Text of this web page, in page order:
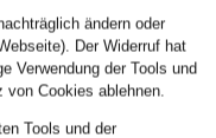
ändern oder
Der Widerruf hat
Verwendung der Tools und
Cookies ablehnen.
Tools und der